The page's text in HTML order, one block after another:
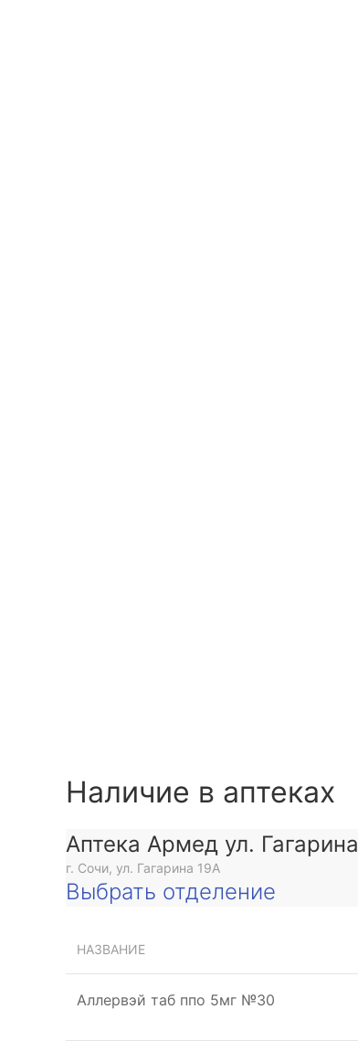
Наличие в аптеках
Аптека Армед ул. Гагарина
г. Сочи, ул. Гагарина 19А
Выбрать отделение
НАЗВАНИЕ
Аллервэй таб ппо 5мг №30